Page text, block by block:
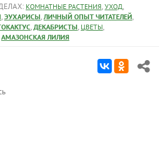
КОМНАТНЫЕ РАСТЕНИЯ, УХОД,
, ЭУХАРИСЫ, ЛИЧНЫЙ ОПЫТ ЧИТАТЕЛЕЙ,
, ДЕКАБРИСТЫ, ЦВЕТЫ,
АМАЗОНСКАЯ ЛИЛИЯ